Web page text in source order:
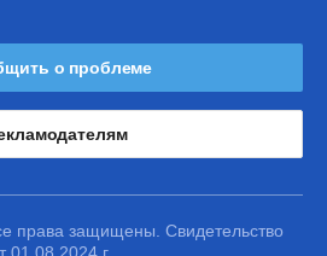
о проблеме
права защищены. Свидетельство